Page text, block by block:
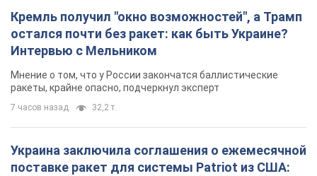
Кремль получил "окно возможностей", а Трамп
остался почти без ракет: как быть Украине?
Интервью с Мельником
Мнение о том, что у России закончатся баллистические
ракеты, крайне опасно, подчеркнул эксперт
7 часов назад 32,2 т.
Украина заключила соглашения о ежемесячной
поставке ракет для системы Patriot из США: